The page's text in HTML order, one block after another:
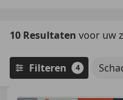
10 Resultaten voor uw
Filteren 4